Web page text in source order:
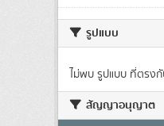
รูปแบบ
ไม่พบ รูปแบบ ที่ตรง
สัญญาอนุญาต